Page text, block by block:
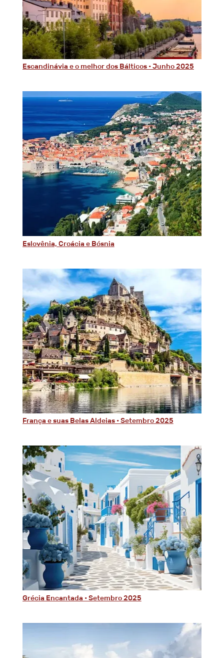
Escandinávia e o melhor dos Bálticos • Junho 2025
Eslovênia, Croácia e Bósnia
França e suas Belas Aldeias • Setembro 2025
Grécia Encantada • Setembro 2025